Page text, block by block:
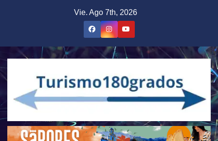
Vie. Ago 7th, 2026